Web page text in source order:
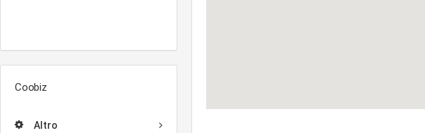
Coobiz
Altro